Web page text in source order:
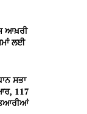
ਆਖ਼ਰੀ
ਲਈ
ਸਭਾ
117